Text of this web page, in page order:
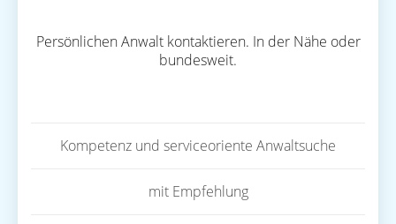
Persönlichen Anwalt kontaktieren. In der Nähe oder
bundesweit.
Kompetenz und serviceoriente Anwaltsuche
mit Empfehlung